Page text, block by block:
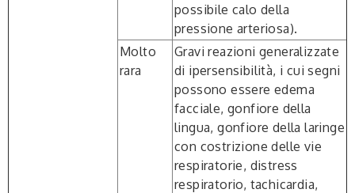
possibile calo della
pressione arteriosa).
Molto
rara
Gravi reazioni generalizzate
di ipersensibilità, i cui segni
possono essere edema
facciale, gonfiore della
lingua, gonfiore della laringe
con costrizione delle vie
respiratorie, distress
respiratorio, tachicardia,